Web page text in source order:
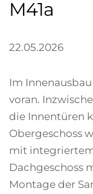
M41a
22.05.2026
Im
voran.
die Innentüren
Obergeschoss
mit
Dachgeschoss
Montage der